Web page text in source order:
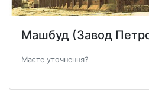
Машбуд (Завод
Маєте уточнення?
Donate